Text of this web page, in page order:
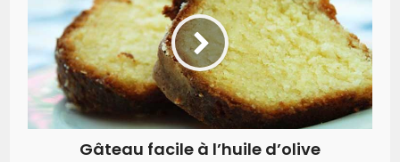
Gâteau facile à l’huile d’olive